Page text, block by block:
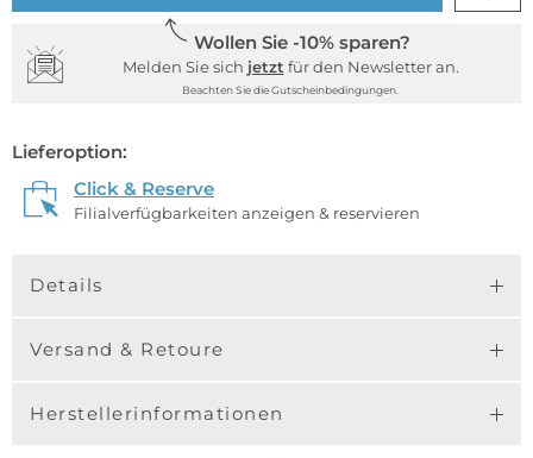
Wollen Sie -10% sparen?
Melden Sie sich jetzt für den Newsletter an.
Beachten Sie die Gutscheinbedingungen.
Lieferoption:
Click & Reserve
Filialverfügbarkeiten anzeigen & reservieren
Details
Versand & Retoure
Herstellerinformationen